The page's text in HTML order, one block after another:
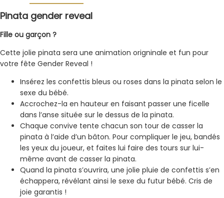
Pinata gender reveal
Fille ou garçon ?
Cette jolie pinata sera une animation origninale et fun pour
votre fête Gender Reveal !
Insérez les confettis bleus ou roses dans la pinata selon le
sexe du bébé.
Accrochez-la en hauteur en faisant passer une ficelle
dans l’anse située sur le dessus de la pinata.
Chaque convive tente chacun son tour de casser la
pinata à l’aide d’un bâton. Pour compliquer le jeu, bandés
les yeux du joueur, et faites lui faire des tours sur lui-
même avant de casser la pinata.
Quand la pinata s’ouvrira, une jolie pluie de confettis s’en
échappera, révélant ainsi le sexe du futur bébé. Cris de
joie garantis !